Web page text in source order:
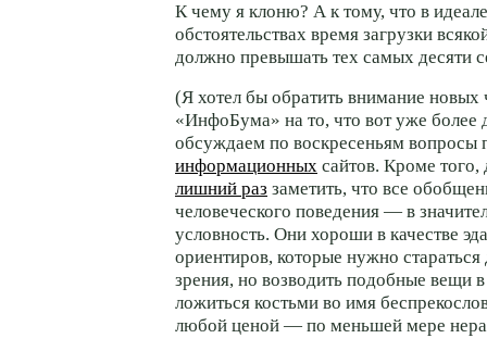
К чему я клоню? А к тому, что в
обстоятельствах время загрузки
должно превышать тех самых десяти
(Я хотел бы обратить внимание новых
«ИнфоБума» на то, что вот уже более
обсуждаем по воскресеньям вопросы
информационных сайтов. Кроме
лишний раз заметить, что все
человеческого поведения — в
условность. Они хороши в качестве
ориентиров, которые нужно стараться
зрения, но возводить подобные вещи
ложиться костьми во имя
любой ценой — по меньшей мере